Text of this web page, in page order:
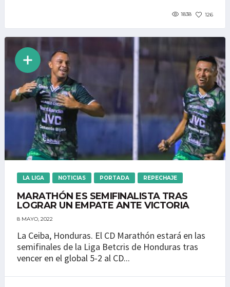
1838 126
LA LIGA NOTICIAS PORTADA REPECHAJE
MARATHÓN ES SEMIFINALISTA TRAS
LOGRAR UN EMPATE ANTE VICTORIA
8 MAYO, 2022
La Ceiba, Honduras. El CD Marathón estará en las
semifinales de la Liga Betcris de Honduras tras
vencer en el global 5-2 al CD...